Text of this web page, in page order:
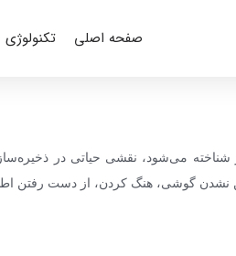
صفحه اصلی تکنولوژی
می‌شود، نقشی حیاتی در
گوشی، هنگ کردن، از دست رفتن